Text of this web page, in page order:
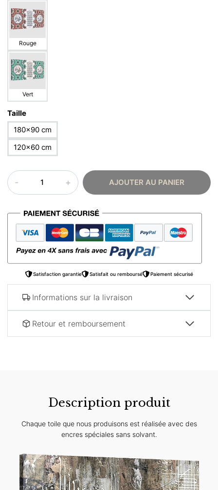
Rouge
Vert
Taille
180×90 cm
120×60 cm
quantité
de
islam
triptyque
AJOUTER AU PANIER
Satisfaction garantie Satisfait ou remboursé Paiement sécurisé
Informations sur la livraison
Retour et remboursement
Description produit
Chaque toile que nous produisons est réalisée avec des
encres spéciales sans solvant.